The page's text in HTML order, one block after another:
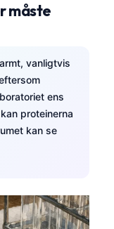
måste
vanligtvis
ens
proteinerna
kan se